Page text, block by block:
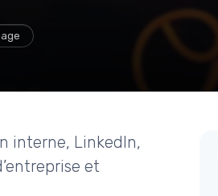
interne, LinkedIn,
et